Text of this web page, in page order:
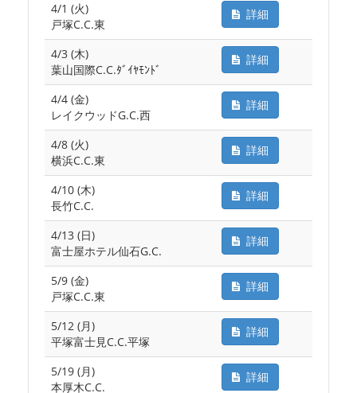
4/1 (火)
戸塚C.C.東
詳細
4/3 (木)
葉山国際C.C.ﾀﾞｲﾔﾓﾝﾄﾞ
詳細
4/4 (金)
レイクウッドG.C.西
詳細
4/8 (火)
横浜C.C.東
詳細
4/10 (木)
長竹C.C.
詳細
4/13 (日)
富士屋ホテル仙石G.C.
詳細
5/9 (金)
戸塚C.C.東
詳細
5/12 (月)
平塚富士見C.C.平塚
詳細
5/19 (月)
本厚木C.C.
詳細